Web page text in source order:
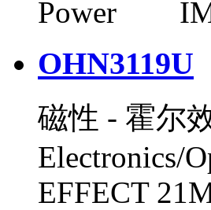
Power IMP
OHN3119U
磁性 - 霍尔
Electronics/
EFFECT